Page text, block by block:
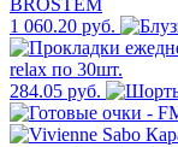
1 060.20 руб.
284.05 руб.